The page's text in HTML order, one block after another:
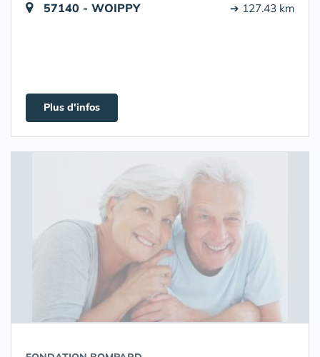
57140 - WOIPPY ➔ 127.43 km
Plus d'infos